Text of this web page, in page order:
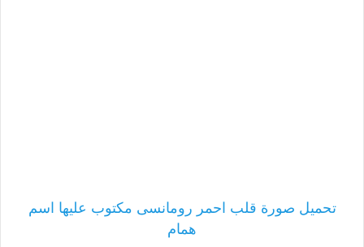
تحميل صورة قلب احمر رومانسى مكتوب عليها اسم
همام